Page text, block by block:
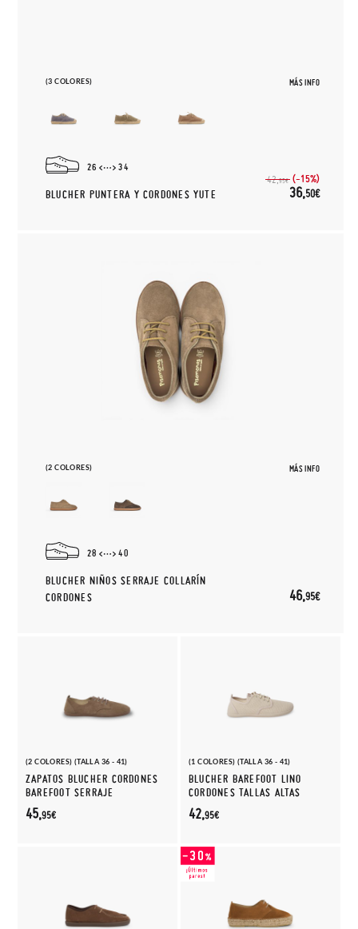
(3 COLORES) MÁS INFO
26 34
BLUCHER PUNTERA Y CORDONES YUTE
42,95€ (-15%)
36,50€
(2 COLORES) MÁS INFO
28 40
BLUCHER NIÑOS SERRAJE COLLARÍN
CORDONES
46,95€
(2 COLORES) (TALLA 36 - 41)
ZAPATOS BLUCHER CORDONES
BAREFOOT SERRAJE
45,95€
(1 COLORES) (TALLA 36 - 41)
BLUCHER BAREFOOT LINO
CORDONES TALLAS ALTAS
42,95€